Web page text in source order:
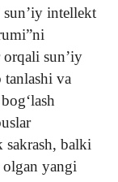
intellekt
orqali sun’iy
va
sakrash, balki
olgan yangi